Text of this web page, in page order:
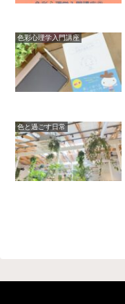
色彩心理学入門講座
色と過ごす日常